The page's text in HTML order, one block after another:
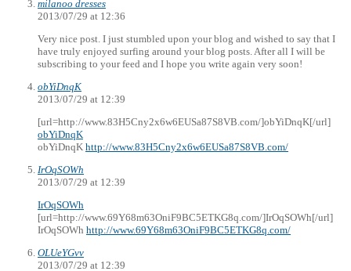
milanoo dresses
2013/07/29 at 12:36
Very nice post. I just stumbled upon your blog and wished to say that I
have truly enjoyed surfing around your blog posts. After all I will be
subscribing to your feed and I hope you write again very soon!
obYiDnqK
2013/07/29 at 12:39
[url=http://www.83H5Cny2x6w6EUSa87S8VB.com/]obYiDnqK[/url]
obYiDnqK
obYiDnqK http://www.83H5Cny2x6w6EUSa87S8VB.com/
IrOqSOWh
2013/07/29 at 12:39
IrOqSOWh
[url=http://www.69Y68m63OniF9BC5ETKG8q.com/]IrOqSOWh[/url]
IrOqSOWh http://www.69Y68m63OniF9BC5ETKG8q.com/
OLUeYGvv
2013/07/29 at 12:39